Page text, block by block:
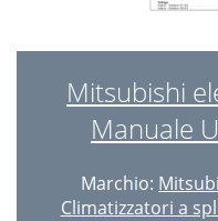
Mitsubishi
Manuale
Marchio:
Climatizzatori a